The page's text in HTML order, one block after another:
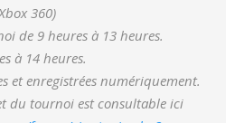
360)
de 9 heures à 13 heures.
à 14 heures.
et enregistrées numériquement.
du tournoi est consultable ici